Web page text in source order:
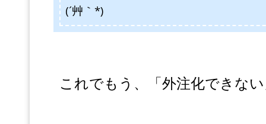
(´艸｀*)
これでもう、「外注化できな